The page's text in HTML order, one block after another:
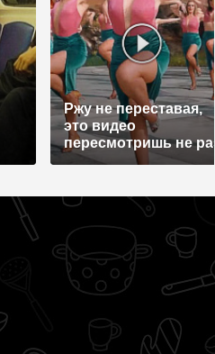
Ржу не переставая,
это видео
пересмотришь не раз